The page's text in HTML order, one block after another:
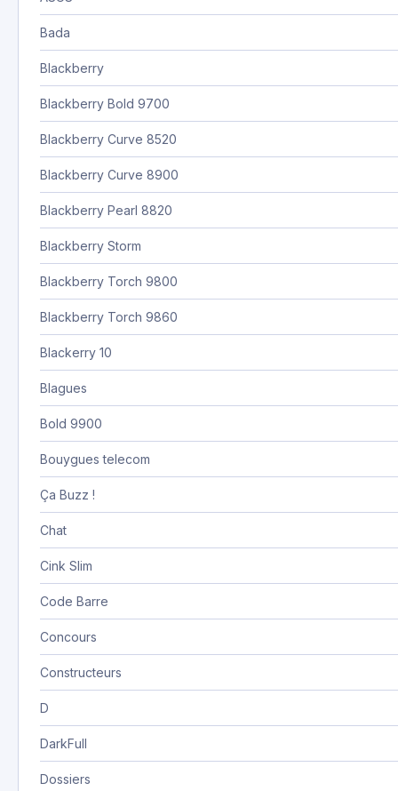
Bada
Blackberry
Blackberry Bold 9700
Blackberry Curve 8520
Blackberry Curve 8900
Blackberry Pearl 8820
Blackberry Storm
Blackberry Torch 9800
Blackberry Torch 9860
Blackerry 10
Blagues
Bold 9900
Bouygues telecom
Ça Buzz !
Chat
Cink Slim
Code Barre
Concours
Constructeurs
D
DarkFull
Dossiers